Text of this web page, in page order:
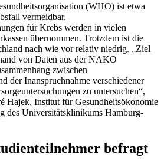
(WHO) ist etwa
vermeidbar.
für Krebs werden in vielen
übernommen. Trotzdem ist die
nach wie vor relativ niedrig. „Ziel
von Daten aus der NAKO
zwischen
der Inanspruchnahme verschiedener
zu untersuchen“,
Hajek, Institut für Gesundheitsökonomie
des Universitätsklinikums Hamburg-
befragt